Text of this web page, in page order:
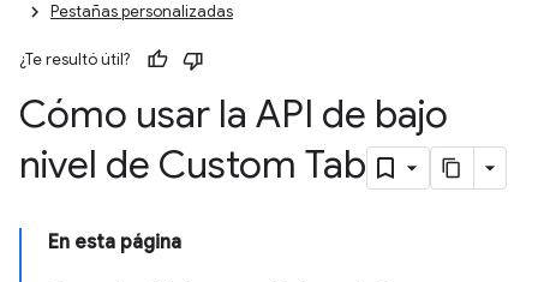
Pestañas personalizadas
¿Te resultó útil?
Cómo usar la API de bajo
nivel de Custom Tab
En esta página